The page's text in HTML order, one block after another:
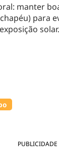
PUBLICIDADE
manter
para
solar.